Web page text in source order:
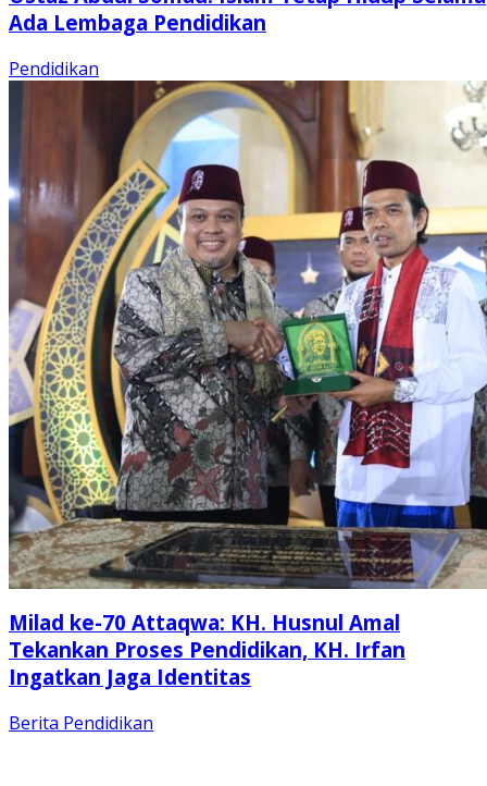
Ada Lembaga Pendidikan
Pendidikan
Milad ke-70 Attaqwa: KH. Husnul Amal
Tekankan Proses Pendidikan, KH. Irfan
Ingatkan Jaga Identitas
Berita Pendidikan